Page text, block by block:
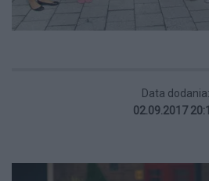
Data dodania:
02.09.2017